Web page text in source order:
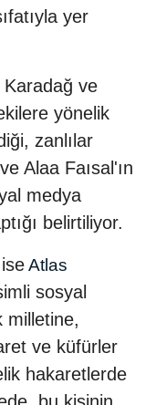
yer
Karadağ ve
yönelik
zanlılar
Alaa Faısal'ın
medya
belirtiliyor.
Atlas
sosyal
milletine,
ve küfürler
hakaretlerde